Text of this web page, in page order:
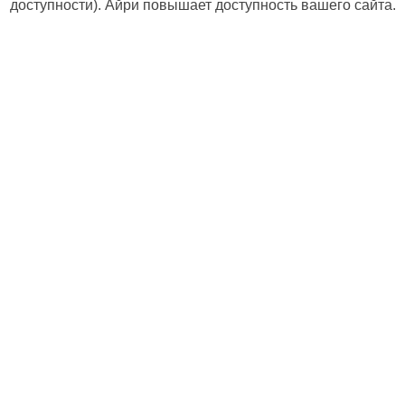
доступности). Айри повышает доступность вашего сайта.